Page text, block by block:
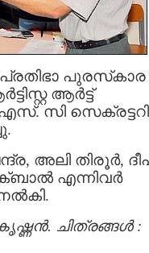
പുരസ്‌കാര
ആര്‍ട്ട്
സി സെക്രട്ടറി
അലി തിരൂര്‍,
എന്നിവര്‍
ചിത്രങ്ങള്‍ :